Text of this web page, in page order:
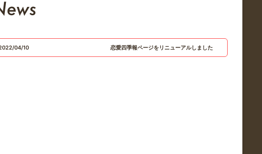
04/10 恋愛四季報ページをリニューアルしました